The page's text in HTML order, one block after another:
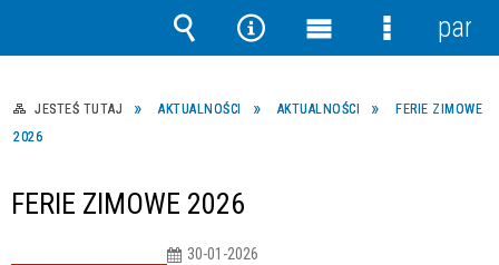
JESTEŚ TUTAJ AKTUALNOŚCI AKTUALNOŚCI
FERIE ZIMOWE
2026
FERIE ZIMOWE 2026
30-01-2026
Wyszukiwarka
Narzędzia
Menu
główne
Menu
panel